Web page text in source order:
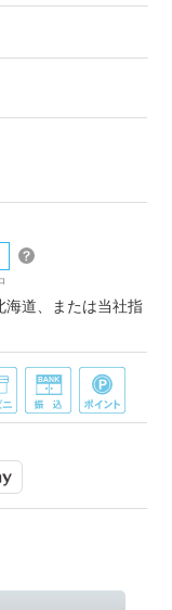
道、または当社指